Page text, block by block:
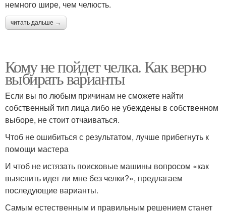
немного шире, чем челюсть.
читать дальше →
Кому не пойдет челка. Как верно
выбирать варианты
Если вы по любым причинам не сможете найти
собственный тип лица либо не убеждены в собственном
выборе, не стоит отчаиваться.
Чтоб не ошибиться с результатом, лучше прибегнуть к
помощи мастера
И чтоб не истязать поисковые машины вопросом «как
выяснить идет ли мне без челки?», предлагаем
последующие варианты.
Самым естественным и правильным решением станет